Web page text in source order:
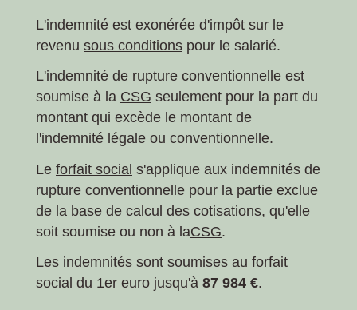
L'indemnité est exonérée d'impôt sur le
revenu sous conditions pour le salarié.
L'indemnité de rupture conventionnelle est
soumise à la CSG seulement pour la part du
montant qui excède le montant de
l'indemnité légale ou conventionnelle.
Le forfait social s'applique aux indemnités de
rupture conventionnelle pour la partie exclue
de la base de calcul des cotisations, qu'elle
soit soumise ou non à laCSG.
Les indemnités sont soumises au forfait
social du 1er euro jusqu'à 87 984 €.